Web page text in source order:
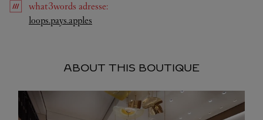
what3words adresse:
loops.pays.apples
ABOUT THIS BOUTIQUE